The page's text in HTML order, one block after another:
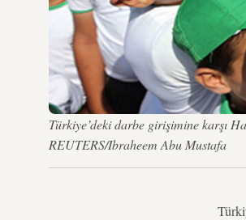
Türkiye’deki darbe girişimine karşı
REUTERS/Ibraheem Abu Mustafa